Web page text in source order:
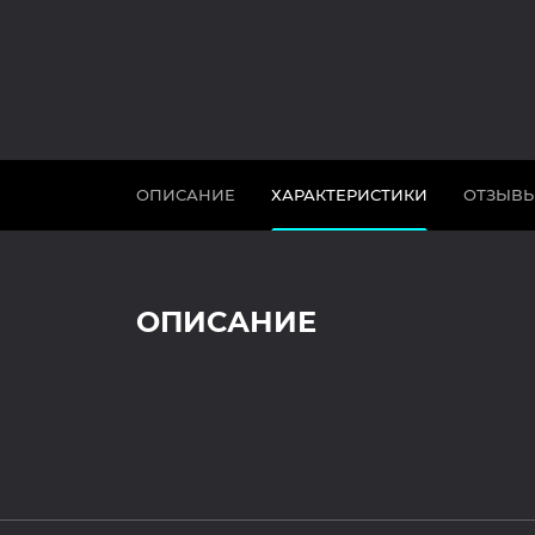
ОПИСАНИЕ ХАРАКТЕРИСТИКИ
ОПИСАНИЕ